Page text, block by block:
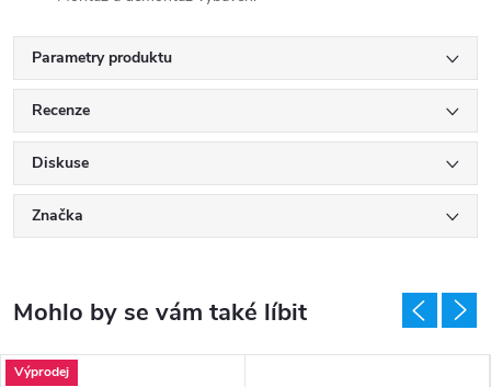
Parametry produktu
Recenze
Diskuse
Značka
Výprodej